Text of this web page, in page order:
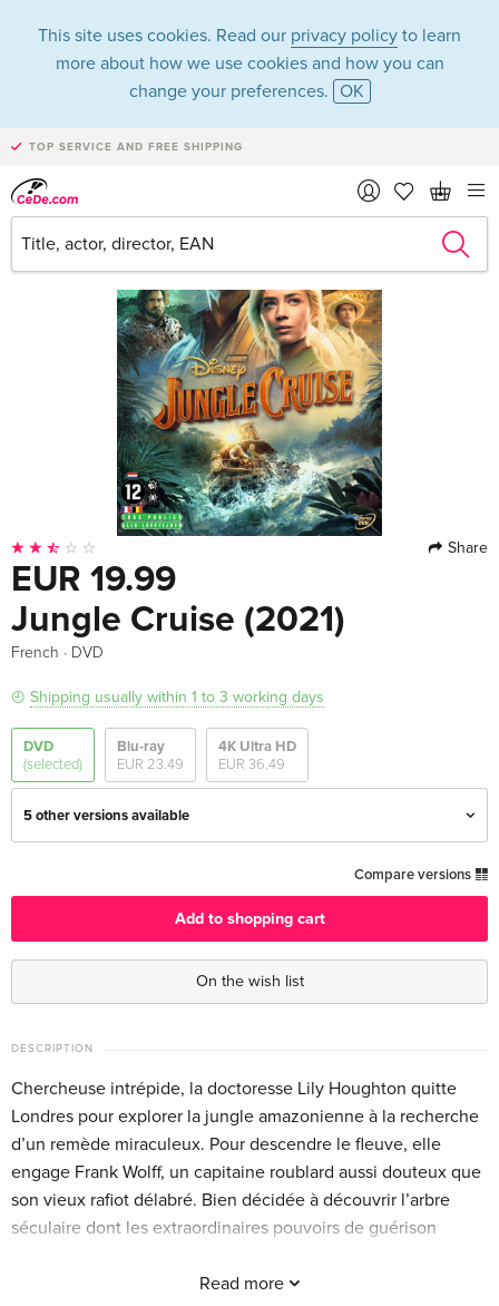
This site uses cookies. Read our privacy policy to learn
more about how we use cookies and how you can
change your preferences. OK
TOP SERVICE AND FREE SHIPPING
Share
EUR 19.99
Jungle Cruise (2021)
French · DVD
Shipping usually within 1 to 3 working days
DVD
(selected)
Blu-ray
EUR 23.49
4K Ultra HD
EUR 36.49
5 other versions available
English · UK Version
EUR 19.99
Blu-ray + DVD
EUR 34.99
German
Standard edition — (selected)
French
EUR 19.99
Standard edition
Italian
EUR 22.49
Compare versions
Add to shopping cart
On the wish list
DESCRIPTION
Read more
Chercheuse intrépide, la doctoresse Lily Houghton quitte
Londres pour explorer la jungle amazonienne à la recherche
d’un remède miraculeux. Pour descendre le fleuve, elle
engage Frank Wolff, un capitaine roublard aussi douteux que
son vieux rafiot délabré. Bien décidée à découvrir l’arbre
séculaire dont les extraordinaires pouvoirs de guérison
dans une quête épique. L’improbable duo va dès lors